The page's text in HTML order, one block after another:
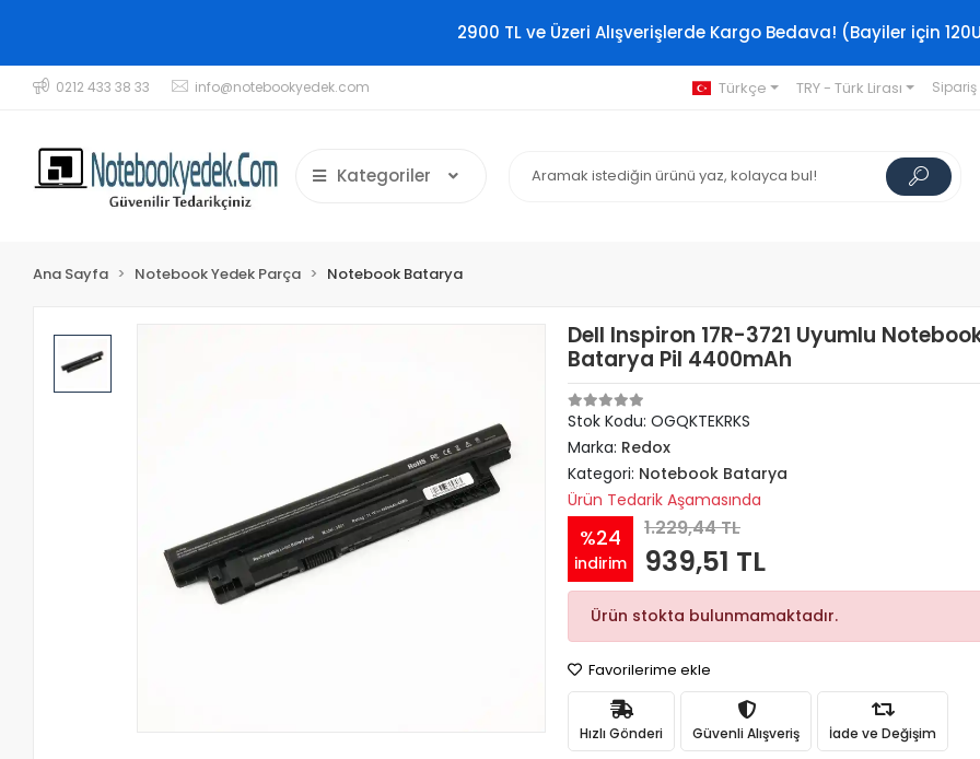
2900 TL ve Üzeri Alışverişlerde Kargo Bedava! (Bayiler için
0212 433 38 33 info@notebookyedek.com Türkçe TRY - Türk Lirası
Kategoriler
Ana Sayfa Notebook Yedek Parça Notebook Batarya
Dell Inspiron 17R-3721 Uyumlu
Batarya Pil 4400mAh
Stok Kodu: OGQKTEKRKS
Marka: Redox
Kategori: Notebook Batarya
Ürün Tedarik Aşamasında
%24
indirim
1.229,44 TL
939,51 TL
Ürün stokta bulunmamaktadır.
Favorilerime ekle
Hızlı Gönderi Güvenli Alışveriş İade ve Değişim